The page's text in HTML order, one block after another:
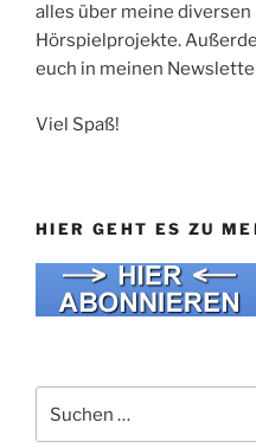
alles über meine diversen
Hörspielprojekte.
euch in meinen
Viel Spaß!
HIER GEHT ES ZU
nach: